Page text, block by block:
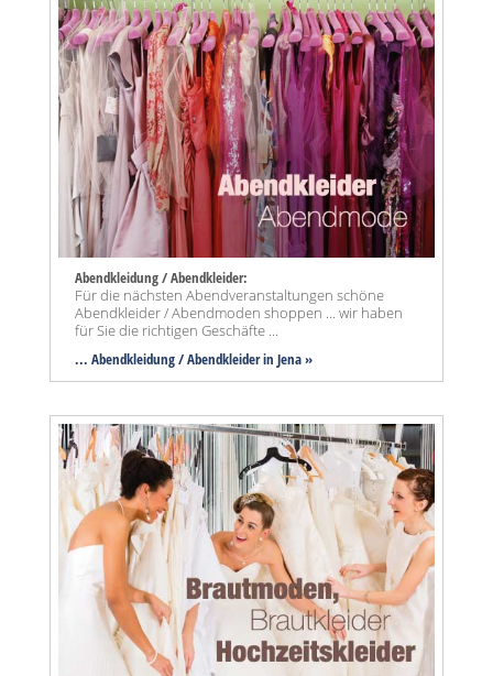
Abendkleidung / Abendkleider:
Für die nächsten Abendveranstaltungen schöne
Abendkleider / Abendmoden shoppen ... wir haben
für Sie die richtigen Geschäfte ...
... Abendkleidung / Abendkleider in Jena »